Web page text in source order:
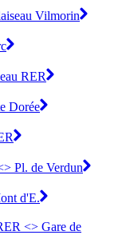
Vilmorin
RER
Dorée
Pl. de Verdun
d'E.
<> Gare de